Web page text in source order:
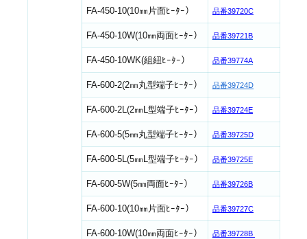
FA-450-10(10㎜片面ﾋｰﾀｰ） 品番39720C
FA-450-10W(10㎜両面ﾋｰﾀｰ） 品番39721B
FA-450-10WK(組紐ﾋｰﾀｰ） 品番39774A
FA-600-2(2㎜丸型端子ﾋｰﾀｰ） 品番39724D
FA-600-2L(2㎜L型端子ﾋｰﾀｰ） 品番39724E
FA-600-5(5㎜丸型端子ﾋｰﾀｰ） 品番39725D
FA-600-5L(5㎜L型端子ﾋｰﾀｰ） 品番39725E
FA-600-5W(5㎜両面ﾋｰﾀｰ） 品番39726B
FA-600-10(10㎜片面ﾋｰﾀｰ） 品番39727C
FA-600-10W(10㎜両面ﾋｰﾀｰ） 品番39728B